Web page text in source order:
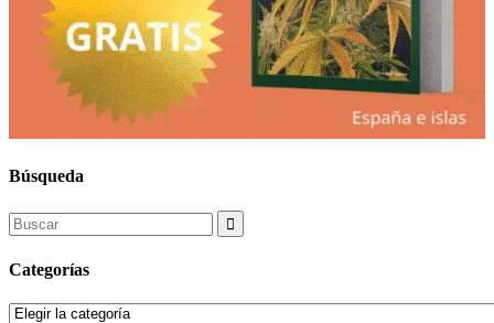
Búsqueda
Search
for:
Categorías
Categorías